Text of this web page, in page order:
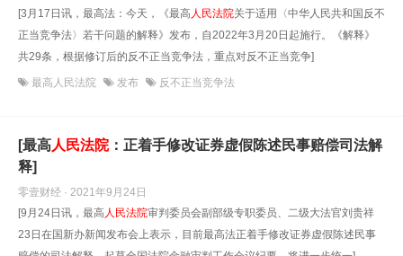
[3月17日讯，最高法：今天，《最高人民法院关于适用〈中华人民共和国反不
正当竞争法〉若干问题的解释》发布，自2022年3月20日起施行。《解释》
共29条，根据修订后的反不正当竞争法，重点对反不正当竞争]
最高人民法院 发布 反不正当竞争法
[最高人民法院：正着手修改证券虚假陈述民事赔偿司法解
释]
零壹财经 · 2021年9月24日
[9月24日讯，最高人民法院审判委员会副部级专职委员、二级大法官刘贵祥
23日在国新办新闻发布会上表示，目前最高法正着手修改证券虚假陈述民事